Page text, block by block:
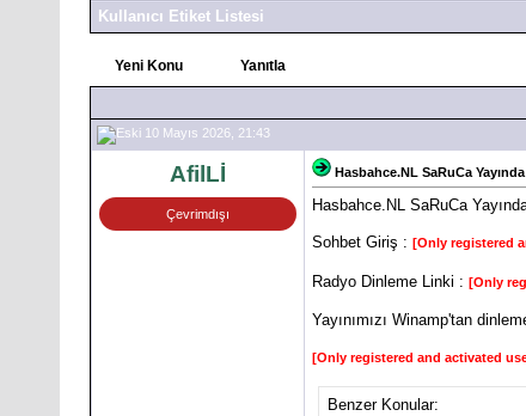
Kullanıcı Etiket Listesi
Yeni Konu Yanıtla
10 Mayıs 2026, 21:43
AfilLİ
Çevrimdışı
Hasbahce.NL SaRuCa Yayında
Hasbahce.NL SaRuCa
Sohbet Giriş : [Only registered
Radyo Dinleme Linki : [Only
Yayınımızı Winamp'tan
[Only registered and activated
Benzer Konular: